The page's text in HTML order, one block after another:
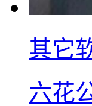
其它
六花